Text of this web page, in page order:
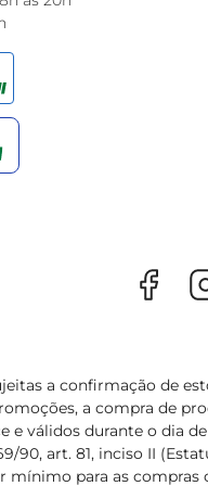
a confirmação de
a compra de
e válidos durante o dia
90, art. 81, inciso II
mínimo para as compras